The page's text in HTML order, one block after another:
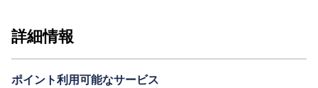
詳細情報
ポイント利用可能なサービス